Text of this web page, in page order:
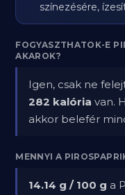
színezésére,
FOGYASZTHATOK-E
AKAROK?
Igen, csak ne
282 kalória van.
akkor belefér
MENNYI A
14.14 g / 100 g a